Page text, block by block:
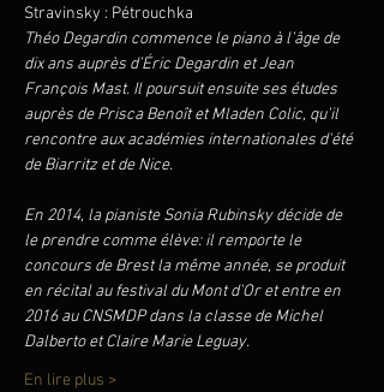
Stravinsky : Pétrouchka
Théo Degardin commence le piano à l’âge de
dix ans auprès d’Éric Degardin et Jean
François Mast. Il poursuit ensuite ses études
auprès de Prisca Benoît et Mladen Colic, qu’il
rencontre aux académies internationales d'été
de Biarritz et de Nice.
En 2014, la pianiste Sonia Rubinsky décide de
le prendre comme élève: il remporte le
concours de Brest la même année, se produit
en récital au festival du Mont d'Or et entre en
2016 au CNSMDP dans la classe de Michel
Dalberto et Claire Marie Leguay.
En lire plus >